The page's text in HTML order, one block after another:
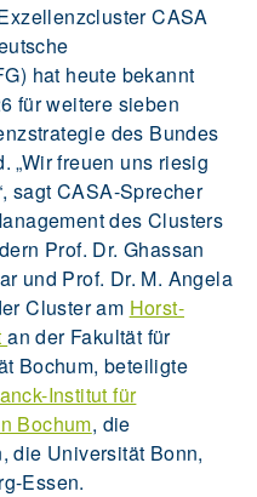
CASA
hat heute bekannt
für weitere sieben
des Bundes
„Wir freuen uns riesig
sagt CASA-Sprecher
des Clusters
Prof. Dr. Ghassan
und Prof. Dr. M. Angela
Cluster am Horst-
an der Fakultät für
Bochum, beteiligte
Institut für
Bochum, die
die Universität Bonn,
Essen.